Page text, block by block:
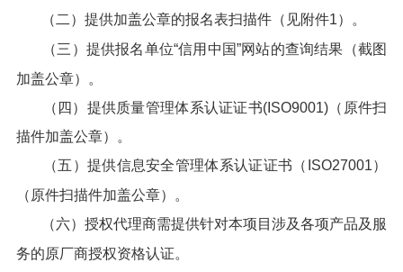
（二）提供加盖公章的报名表扫描件（见附件1）。
（三）提供报名单位“信用中国”网站的查询结果（截图
加盖公章）。
（四）提供质量管理体系认证证书(ISO9001)（原件扫
描件加盖公章）。
（五）提供信息安全管理体系认证证书（ISO27001）
（原件扫描件加盖公章）。
（六）授权代理商需提供针对本项目涉及各项产品及服
务的原厂商授权资格认证。